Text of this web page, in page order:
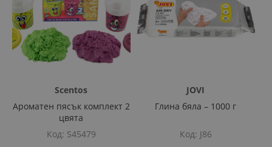
Scentos
Ароматен пясък комплект 2
цвята
Код S45479
JOVI
Глина бяла – 1000 г
Код J86